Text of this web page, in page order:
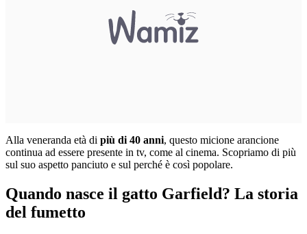
Alla veneranda età di più di 40 anni, questo micione arancione
continua ad essere presente in tv, come al cinema. Scopriamo di più
sul suo aspetto panciuto e sul perché è così popolare.
Quando nasce il gatto Garfield? La storia
del fumetto